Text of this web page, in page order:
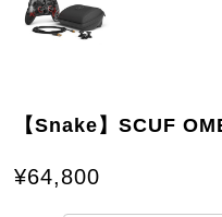
【Snake】SCUF
¥64,800